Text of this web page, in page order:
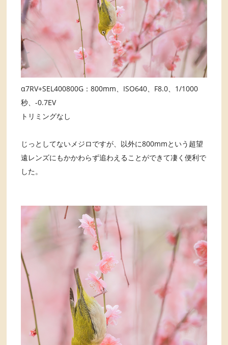
α7RV+SEL400800G：800mm、ISO640、F8.0、1/1000
秒、-0.7EV
トリミングなし
じっとしてないメジロですが、以外に800mmという超望
遠レンズにもかかわらず追わえることができて凄く便利で
した。